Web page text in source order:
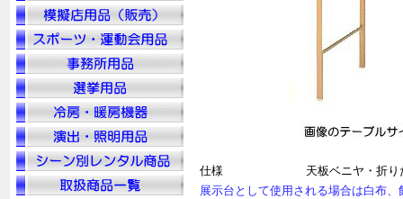
仕様
天板ベニヤ・折
展示台として使用される場合は白布